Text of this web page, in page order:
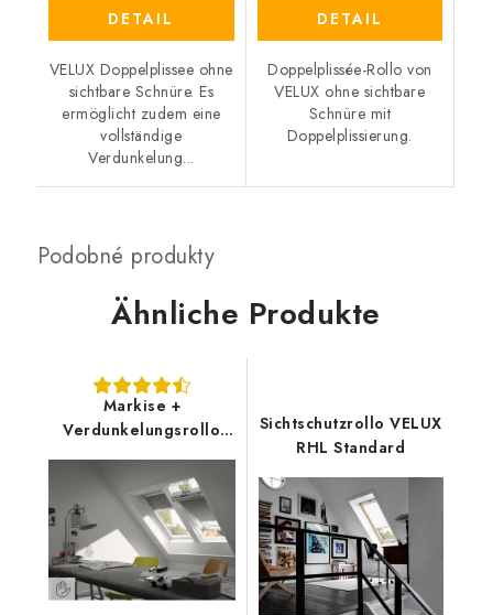
DETAIL
VELUX Doppelplissee ohne
sichtbare Schnüre. Es
ermöglicht zudem eine
vollständige
Verdunkelung...
DETAIL
Doppelplissée-Rollo von
VELUX ohne sichtbare
Schnüre mit
Doppelplissierung.
Ähnliche Produkte
Markise +
Verdunkelungsrollo
VELUX DOP - neue
Generation
Sichtschutzrollo VELUX
RHL Standard